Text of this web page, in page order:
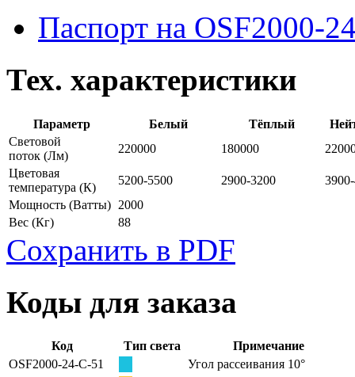
Паспорт на OSF2000-
Тех. характеристики
Параметр Белый Тёплый
Световой
поток (Лм)
220000 180000
Цветовая
температура (К)
5200-5500 2900-3200
Мощность (Ватты) 2000
Вес (Кг) 88
Сохранить в PDF
Коды для заказа
Код Тип света
Примечание
OSF2000-24-C-51
Угол рассеивания 10°